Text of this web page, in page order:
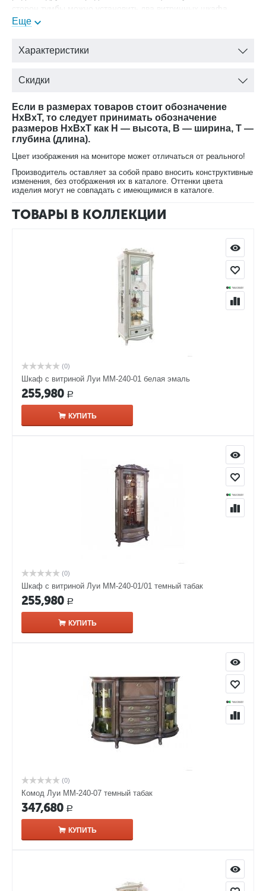
сторон тумбы можно установить два витринных шкафа.
Мебель выполнена в одном цвете и стиле, поэтому гарнитур
Цвет: белая эмаль+золотая патина
В нашем интернет-магазине Вы можете купить тумбу
Еще
Характеристики
Скидки
Если в размерах товаров стоит обозначение
HxBxT, то следует принимать обозначение
размеров HxBxT как H — высота, B — ширина, T —
глубина (длина).
Цвет изображения на мониторе может отличаться от реального!
Производитель оставляет за собой право вносить конструктивные
изменения, без отображения их в каталоге. Оттенки цвета
изделия могут не совпадать с имеющимися в каталоге.
ТОВАРЫ В КОЛЛЕКЦИИ
(0)
Шкаф с витриной Луи ММ-240-01 белая эмаль
255,980 Р
КУПИТЬ
(0)
Шкаф с витриной Луи ММ-240-01/01 темный табак
255,980 Р
КУПИТЬ
(0)
Комод Луи ММ-240-07 темный табак
347,680 Р
КУПИТЬ